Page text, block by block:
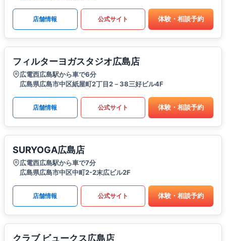
店舗情報 公式サイト 体験・相談予約
フィルターヨガスタジオ広島店
広電西広島駅から車で6分
広島県広島市中区紙屋町2丁目2－38三好ビル4F
店舗情報 公式サイト 体験・相談予約
SURYOGA広島店
広電西広島駅から車で7分
広島県広島市中区中町2-2末広ビル2F
店舗情報 公式サイト 体験・相談予約
クラブ ビュークス広島店